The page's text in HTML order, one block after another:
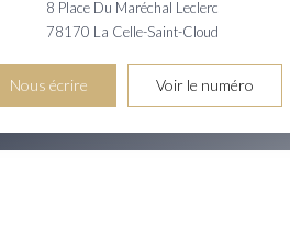
8 Place Du Maréchal Leclerc
78170 La Celle-Saint-Cloud
Nous écrire Voir le numéro